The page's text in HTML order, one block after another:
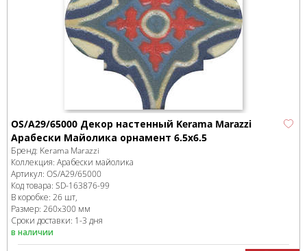
OS/A29/65000 Декор настенный Kerama Marazzi
Арабески Майолика орнамент 6.5x6.5
Бренд: Kerama Marazzi
Коллекция: Арабески майолика
Артикул: OS/A29/65000
Код товара: SD-163876-99
В коробке: 26 шт,
Размер: 260x300 мм
Сроки доставки: 1-3 дня
в наличии